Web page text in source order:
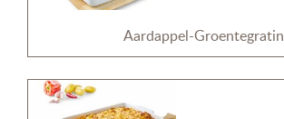
Aardappel-Groentegratin